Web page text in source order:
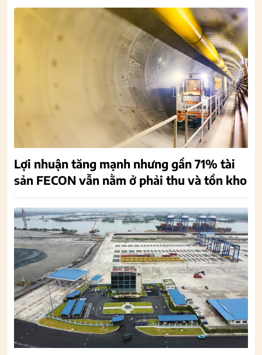
Lợi nhuận tăng mạnh nhưng gần 71% tài
sản FECON vẫn nằm ở phải thu và tồn kho